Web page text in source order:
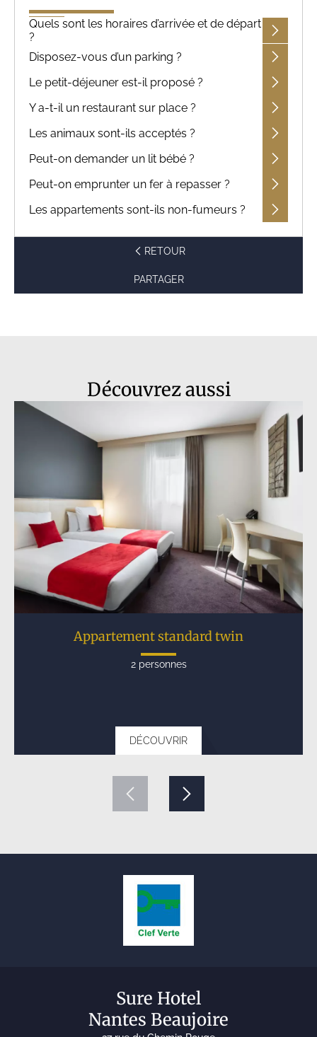
Quels sont les horaires d’arrivée et de départ
?
Disposez-vous d’un parking ?
Le petit-déjeuner est-il proposé ?
Y a-t-il un restaurant sur place ?
Les animaux sont-ils acceptés ?
Peut-on demander un lit bébé ?
Peut-on emprunter un fer à repasser ?
Les appartements sont-ils non-fumeurs ?
RETOUR
PARTAGER
Découvrez aussi
Appartement standard twin
2 personnes
DÉCOUVRIR
Sure Hotel
Nantes Beaujoire